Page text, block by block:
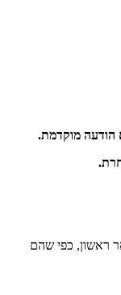
הודעה מוקדמת.
ראשון, כפי שהם